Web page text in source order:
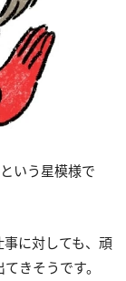
という星模様で
に対しても、頑
きそうです。